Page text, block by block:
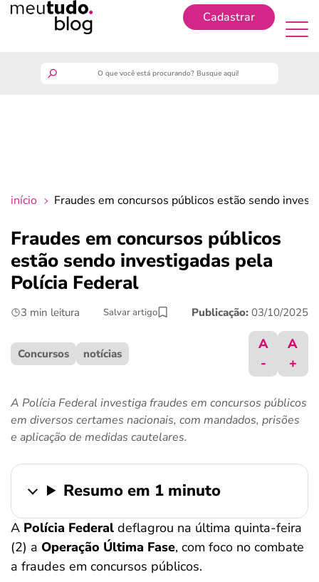
Cadastrar
crédito fácil
início Fraudes em concursos públicos estão sendo
Fraudes em concursos públicos
estão sendo investigadas pela
Polícia Federal
3 min leitura Salvar artigo Publicação: 03/10/2025
Concursos notícias
A
-
A
+
A Polícia Federal investiga fraudes em concursos públicos
em diversos certames nacionais, com mandados, prisões
e aplicação de medidas cautelares.
Resumo em 1 minuto
A Polícia Federal deflagrou na última quinta-feira
(2) a Operação Última Fase, com foco no combate
a fraudes em concursos públicos.